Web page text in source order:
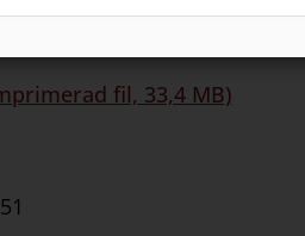
och ting
fil, 33,4 MB)